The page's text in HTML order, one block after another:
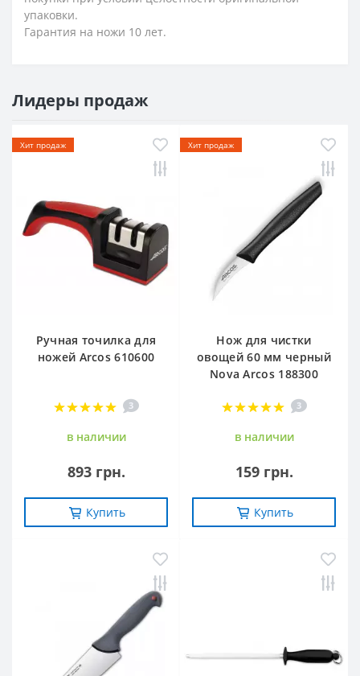
упаковки.
Гарантия на ножи 10 лет.
Лидеры продаж
Хит продаж
Ручная точилка для
ножей Arcos 610600
3
в наличии
893 грн.
Купить
Хит продаж
Нож для чистки
овощей 60 мм черный
Nova Arcos 188300
3
в наличии
159 грн.
Купить